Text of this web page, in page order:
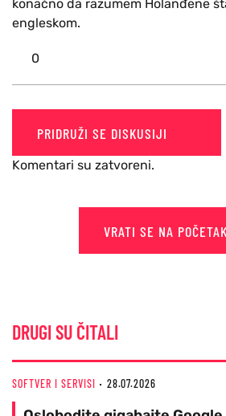
konačno da razumem Holanđene
engleskom.
0
PRIDRUŽI SE DISKUSIJI
Komentari su zatvoreni.
VRATI SE NA POČETAK
DRUGI SU ČITALI
SOFTVER I SERVISI 28.07.2026